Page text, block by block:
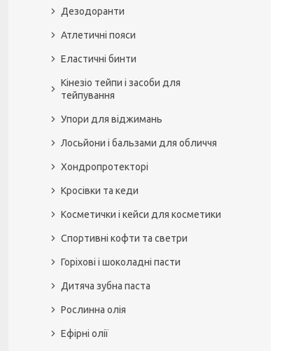
Дезодоранти
Атлетичні пояси
Еластичні бинти
Кінезіо тейпи і засоби для
тейпування
Упори для віджимань
Лосьйони і бальзами для обличчя
Хондропротекторі
Кросівки та кеди
Косметички і кейси для косметики
Спортивні кофти та светри
Горіхові і шоколадні пасти
Дитяча зубна паста
Рослинна олія
Ефірні олії